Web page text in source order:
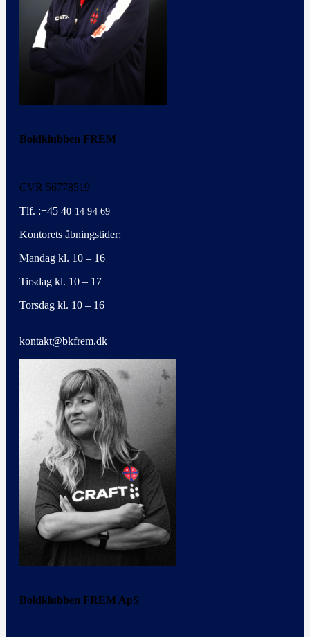
Boldklubben FREM
CVR 56778519
Tlf. :+45 40 14 94 69
Kontorets åbningstider:
Mandag kl. 10 – 16
Tirsdag kl. 10 – 17
Torsdag kl. 10 – 16
kontakt@bkfrem.dk
Boldklubben FREM ApS